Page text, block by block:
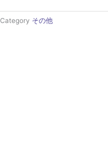
Category その他